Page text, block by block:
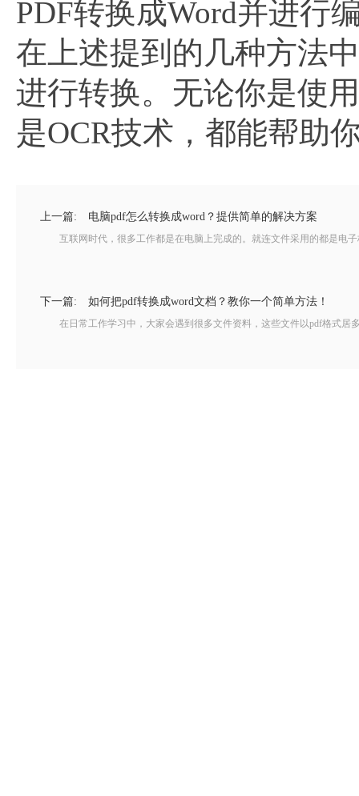
PDF转换成Word并进行
在上述提到的几种方法
进行转换。无论你是使用
是OCR技术，都能帮助
上一篇: 电脑pdf怎么转换成word？提供简单的解决方案
互联网时代，很多工作都是在电脑上完成的。就连文件采用的都是电子
下一篇: 如何把pdf转换成word文档？教你一个简单方法！
在日常工作学习中，大家会遇到很多文件资料，这些文件以pdf格式居